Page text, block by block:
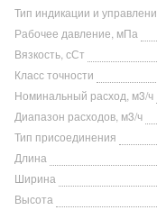
Тип индикации и
Рабочее давление, мПа
Вязкость, сСт
Класс точности
Номинальный расход, м3/ч
Диапазон расходов, м3/ч
Тип присоединения
Длина
Ширина
Высота